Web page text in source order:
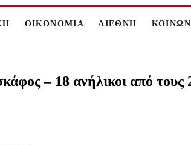
ΟΙΚΟΝΟΜΙΑ ΔΙΕΘΝΗ
– 18 ανήλικοι από τους